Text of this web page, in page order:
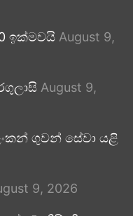
ඉක්මවයි August 9,
August 9,
ගුවන් සේවා යළි
9, 2026